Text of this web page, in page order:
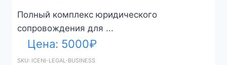
Полный комплекс юридического
сопровождения для ...
Цена: 5000₽
SKU: ICENI-LEGAL-BUSINESS